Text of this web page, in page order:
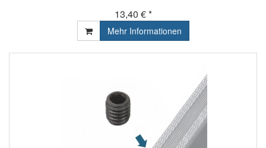
13,40 € *
Mehr Informationen